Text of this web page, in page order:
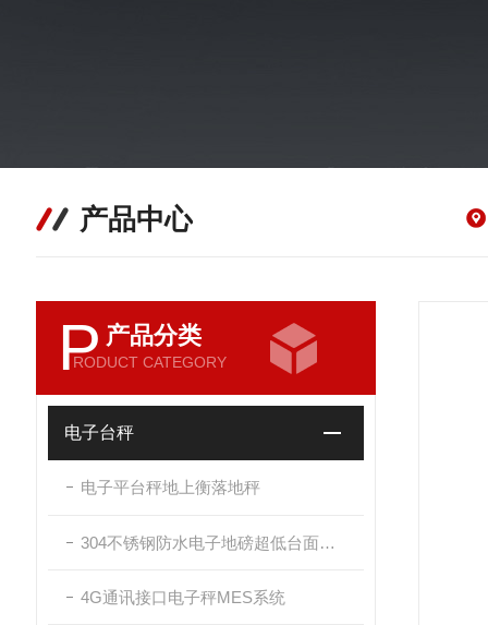
产品中心
P 产品分类
RODUCT CATEGORY
电子台秤
电子平台秤地上衡落地秤
304不锈钢防水电子地磅超低台面带斜坡
4G通讯接口电子秤MES系统